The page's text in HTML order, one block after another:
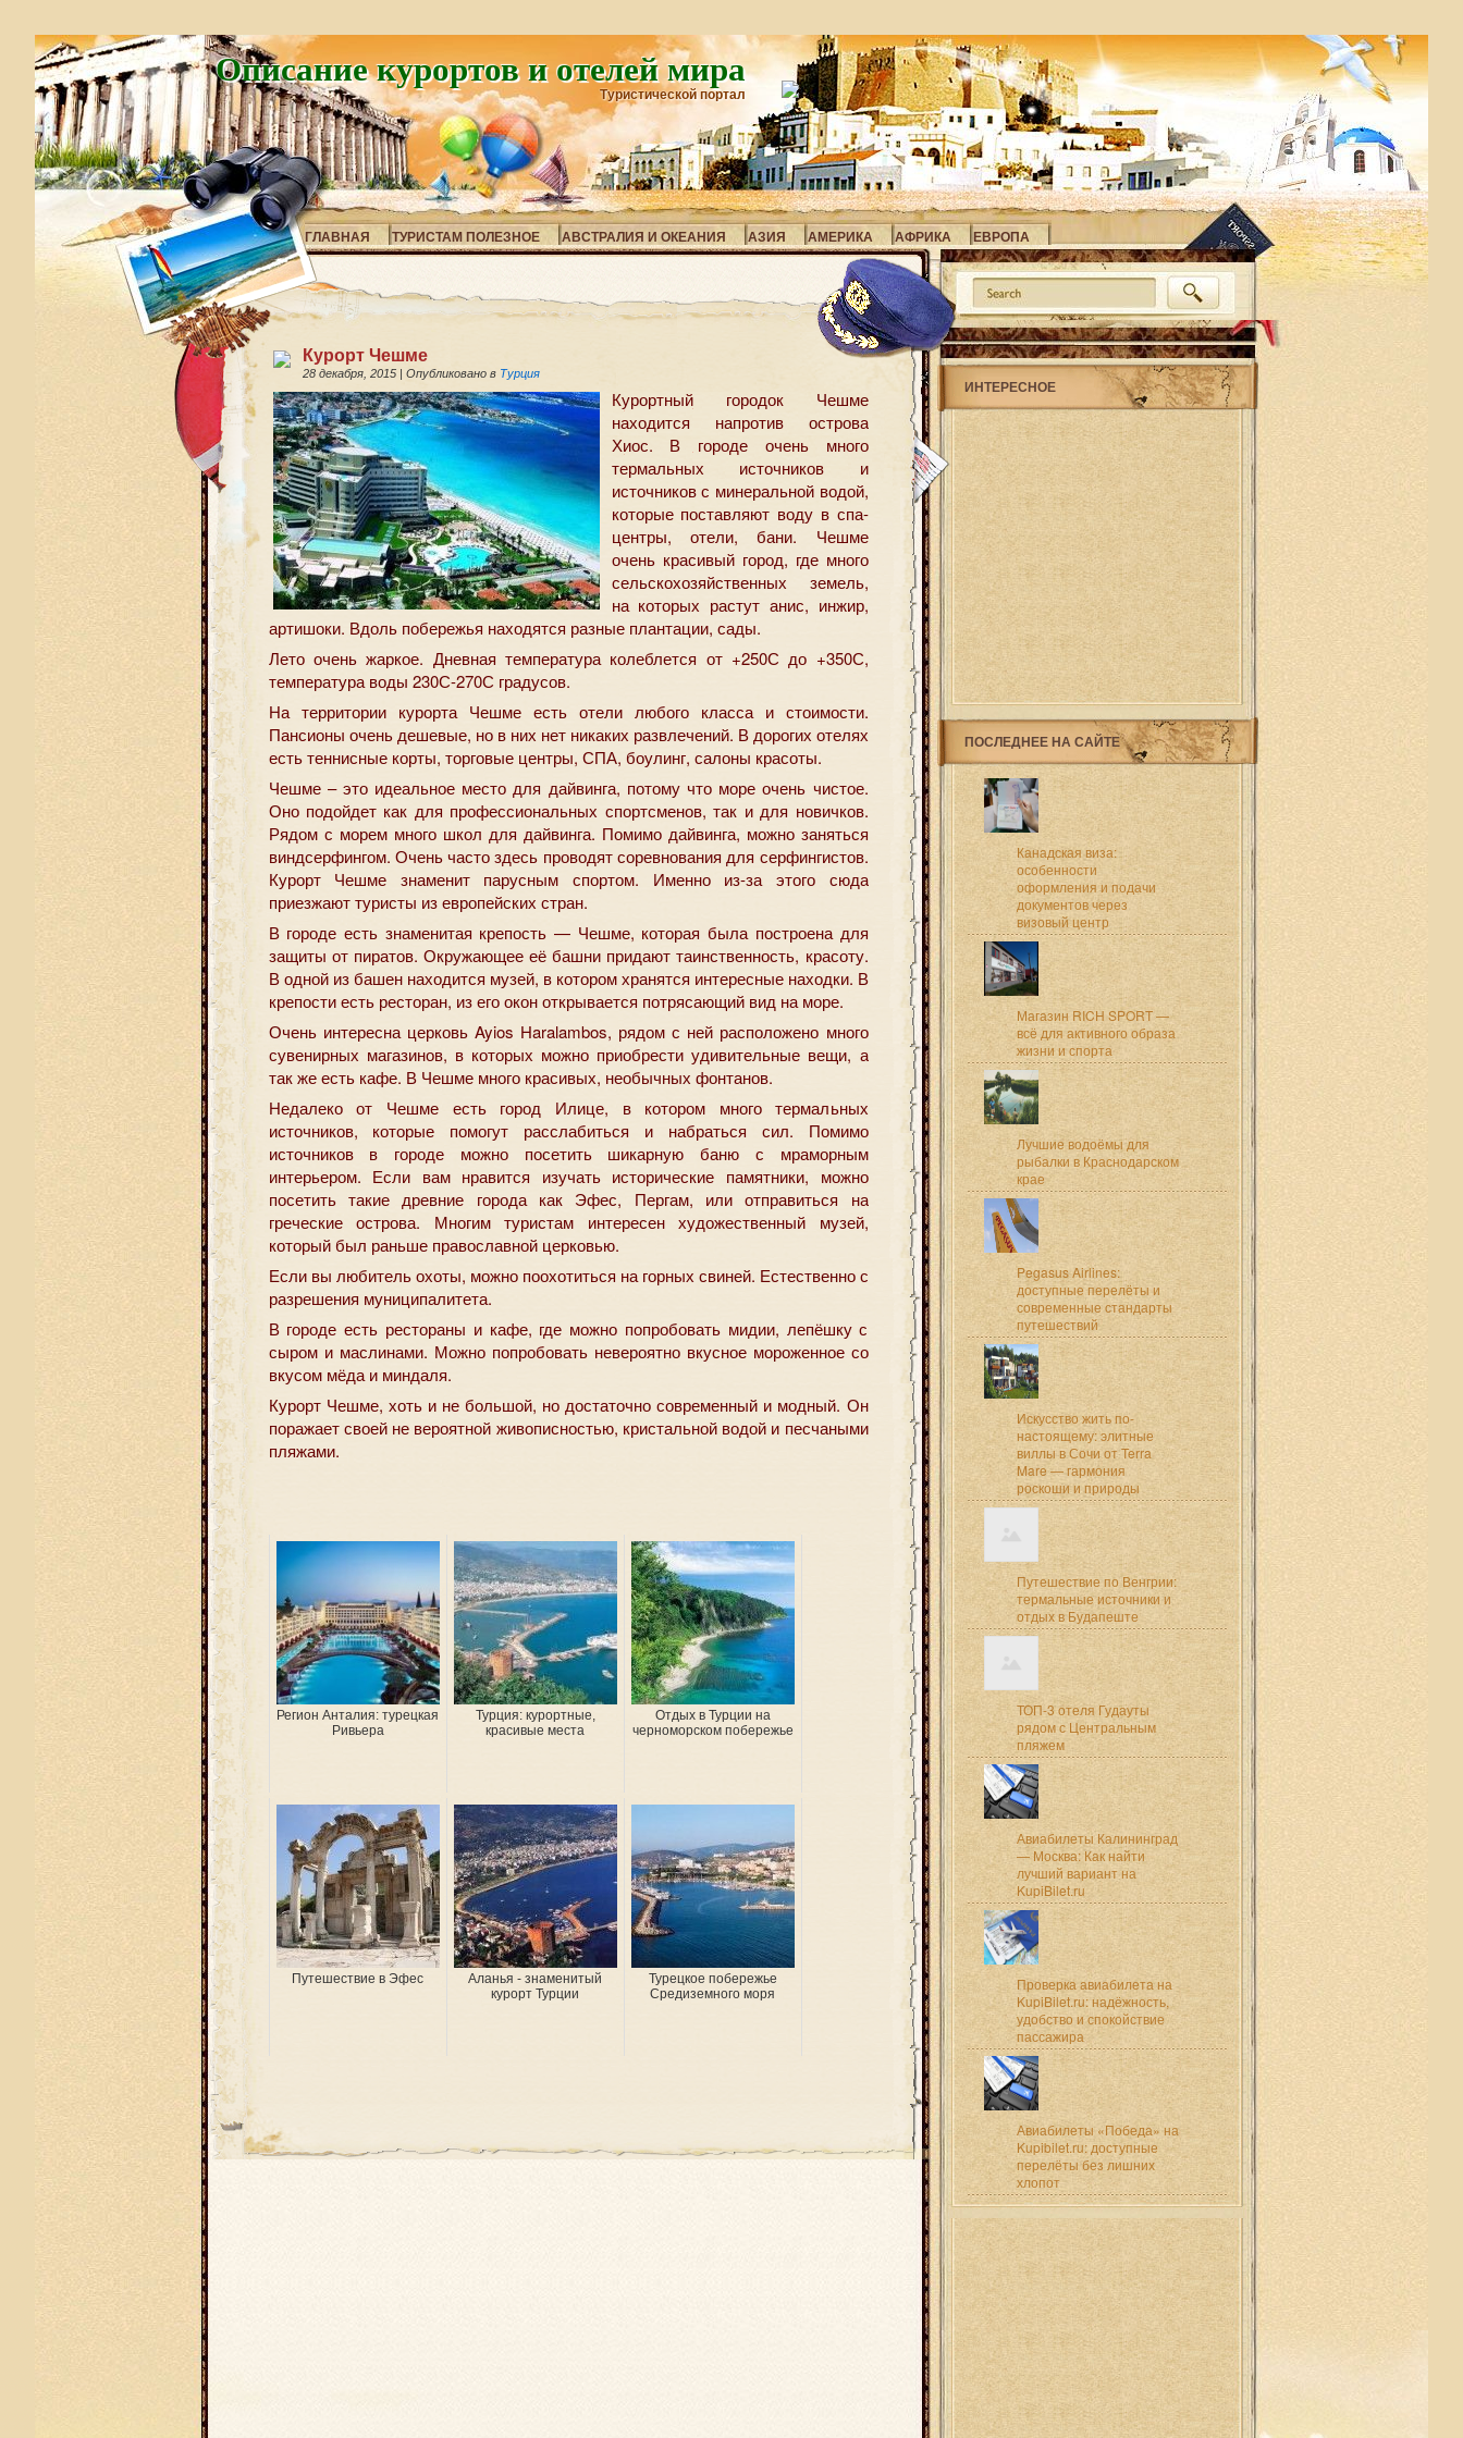
Описание курортов и отелей мира
Туристической портал
ГЛАВНАЯ ТУРИСТАМ ПОЛЕЗНОЕ АВСТРАЛИЯ И ОКЕАНИЯ АЗИЯ АМЕРИКА АФРИКА ЕВРОПА
Курорт Чешме
28 декабря, 2015 | Опубликовано в Турция
Курортный городок Чешме
находится напротив острова
Хиос. В городе очень много
термальных источников и
источников с минеральной водой,
которые поставляют воду в спа-
центры, отели, бани. Чешме
очень красивый город, где много
сельскохозяйственных земель,
на которых растут анис, инжир,
артишоки. Вдоль побережья находятся разные плантации, сады.
Лето очень жаркое. Дневная температура колеблется от +250С до +350С,
температура воды 230С-270С градусов.
На территории курорта Чешме есть отели любого класса и стоимости.
Пансионы очень дешевые, но в них нет никаких развлечений. В дорогих отелях
есть теннисные корты, торговые центры, СПА, боулинг, салоны красоты.
Чешме – это идеальное место для дайвинга, потому что море очень чистое.
Оно подойдет как для профессиональных спортсменов, так и для новичков.
Рядом с морем много школ для дайвинга. Помимо дайвинга, можно заняться
виндсерфингом. Очень часто здесь проводят соревнования для серфингистов.
Курорт Чешме знаменит парусным спортом. Именно из-за этого сюда
приезжают туристы из европейских стран.
В городе есть знаменитая крепость — Чешме, которая была построена для
защиты от пиратов. Окружающее её башни придают таинственность, красоту.
В одной из башен находится музей, в котором хранятся интересные находки. В
крепости есть ресторан, из его окон открывается потрясающий вид на море.
Очень интересна церковь Ayios Haralambos, рядом с ней расположено много
сувенирных магазинов, в которых можно приобрести удивительные вещи, а
так же есть кафе. В Чешме много красивых, необычных фонтанов.
Недалеко от Чешме есть город Илице, в котором много термальных
источников, которые помогут расслабиться и набраться сил. Помимо
источников в городе можно посетить шикарную баню с мраморным
интерьером. Если вам нравится изучать исторические памятники, можно
посетить такие древние города как Эфес, Пергам, или отправиться на
греческие острова. Многим туристам интересен художественный музей,
который был раньше православной церковью.
Если вы любитель охоты, можно поохотиться на горных свиней. Естественно с
разрешения муниципалитета.
В городе есть рестораны и кафе, где можно попробовать мидии, лепёшку с
сыром и маслинами. Можно попробовать невероятно вкусное мороженное со
вкусом мёда и миндаля.
Курорт Чешме, хоть и не большой, но достаточно современный и модный. Он
поражает своей не вероятной живописностью, кристальной водой и песчаными
пляжами.
Регион Анталия: турецкая
Ривьера
Турция: курортные,
красивые места
Отдых в Турции на
черноморском побережье
Путешествие в Эфес
Аланья - знаменитый
курорт Турции
Турецкое побережье
Средиземного моря
ИНТЕРЕСНОЕ
ПОСЛЕДНЕЕ НА САЙТЕ
Канадская виза:
особенности
оформления и подачи
документов через
визовый центр
Магазин RICH SPORT —
всё для активного образа
жизни и спорта
Лучшие водоёмы для
рыбалки в Краснодарском
крае
Pegasus Airlines:
доступные перелёты и
современные стандарты
путешествий
Искусство жить по-
настоящему: элитные
виллы в Сочи от Terra
Mare — гармония
роскоши и природы
Путешествие по Венгрии:
термальные источники и
отдых в Будапеште
ТОП-3 отеля Гудауты
рядом с Центральным
пляжем
Авиабилеты Калининград
— Москва: Как найти
лучший вариант на
KupiBilet.ru
Проверка авиабилета на
KupiBilet.ru: надёжность,
удобство и спокойствие
пассажира
Авиабилеты «Победа» на
Kupibilet.ru: доступные
перелёты без лишних
хлопот